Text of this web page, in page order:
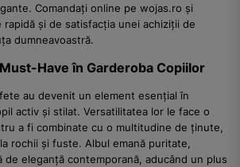
Comandați online pe wojas.ro și
și de satisfacția unei achiziții de
dumneavoastră.
Have în Garderoba Copiilor
au devenit un element esențial în
activ și stilat. Versatilitatea lor le face o
a fi combinate cu o multitudine de ținute,
rochii și fuste. Albul emană puritate,
de eleganță contemporană, aducând un plus